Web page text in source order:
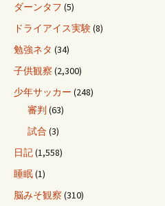
ダーンタフ (5)
ドライアイス実験(8)
勉強ネタ (34)
子供観察 (2,300)
少年サッカー (248)
審判 (63)
試合 (3)
日記(1,558)
睡眠(1)
脳みそ観察 (310)